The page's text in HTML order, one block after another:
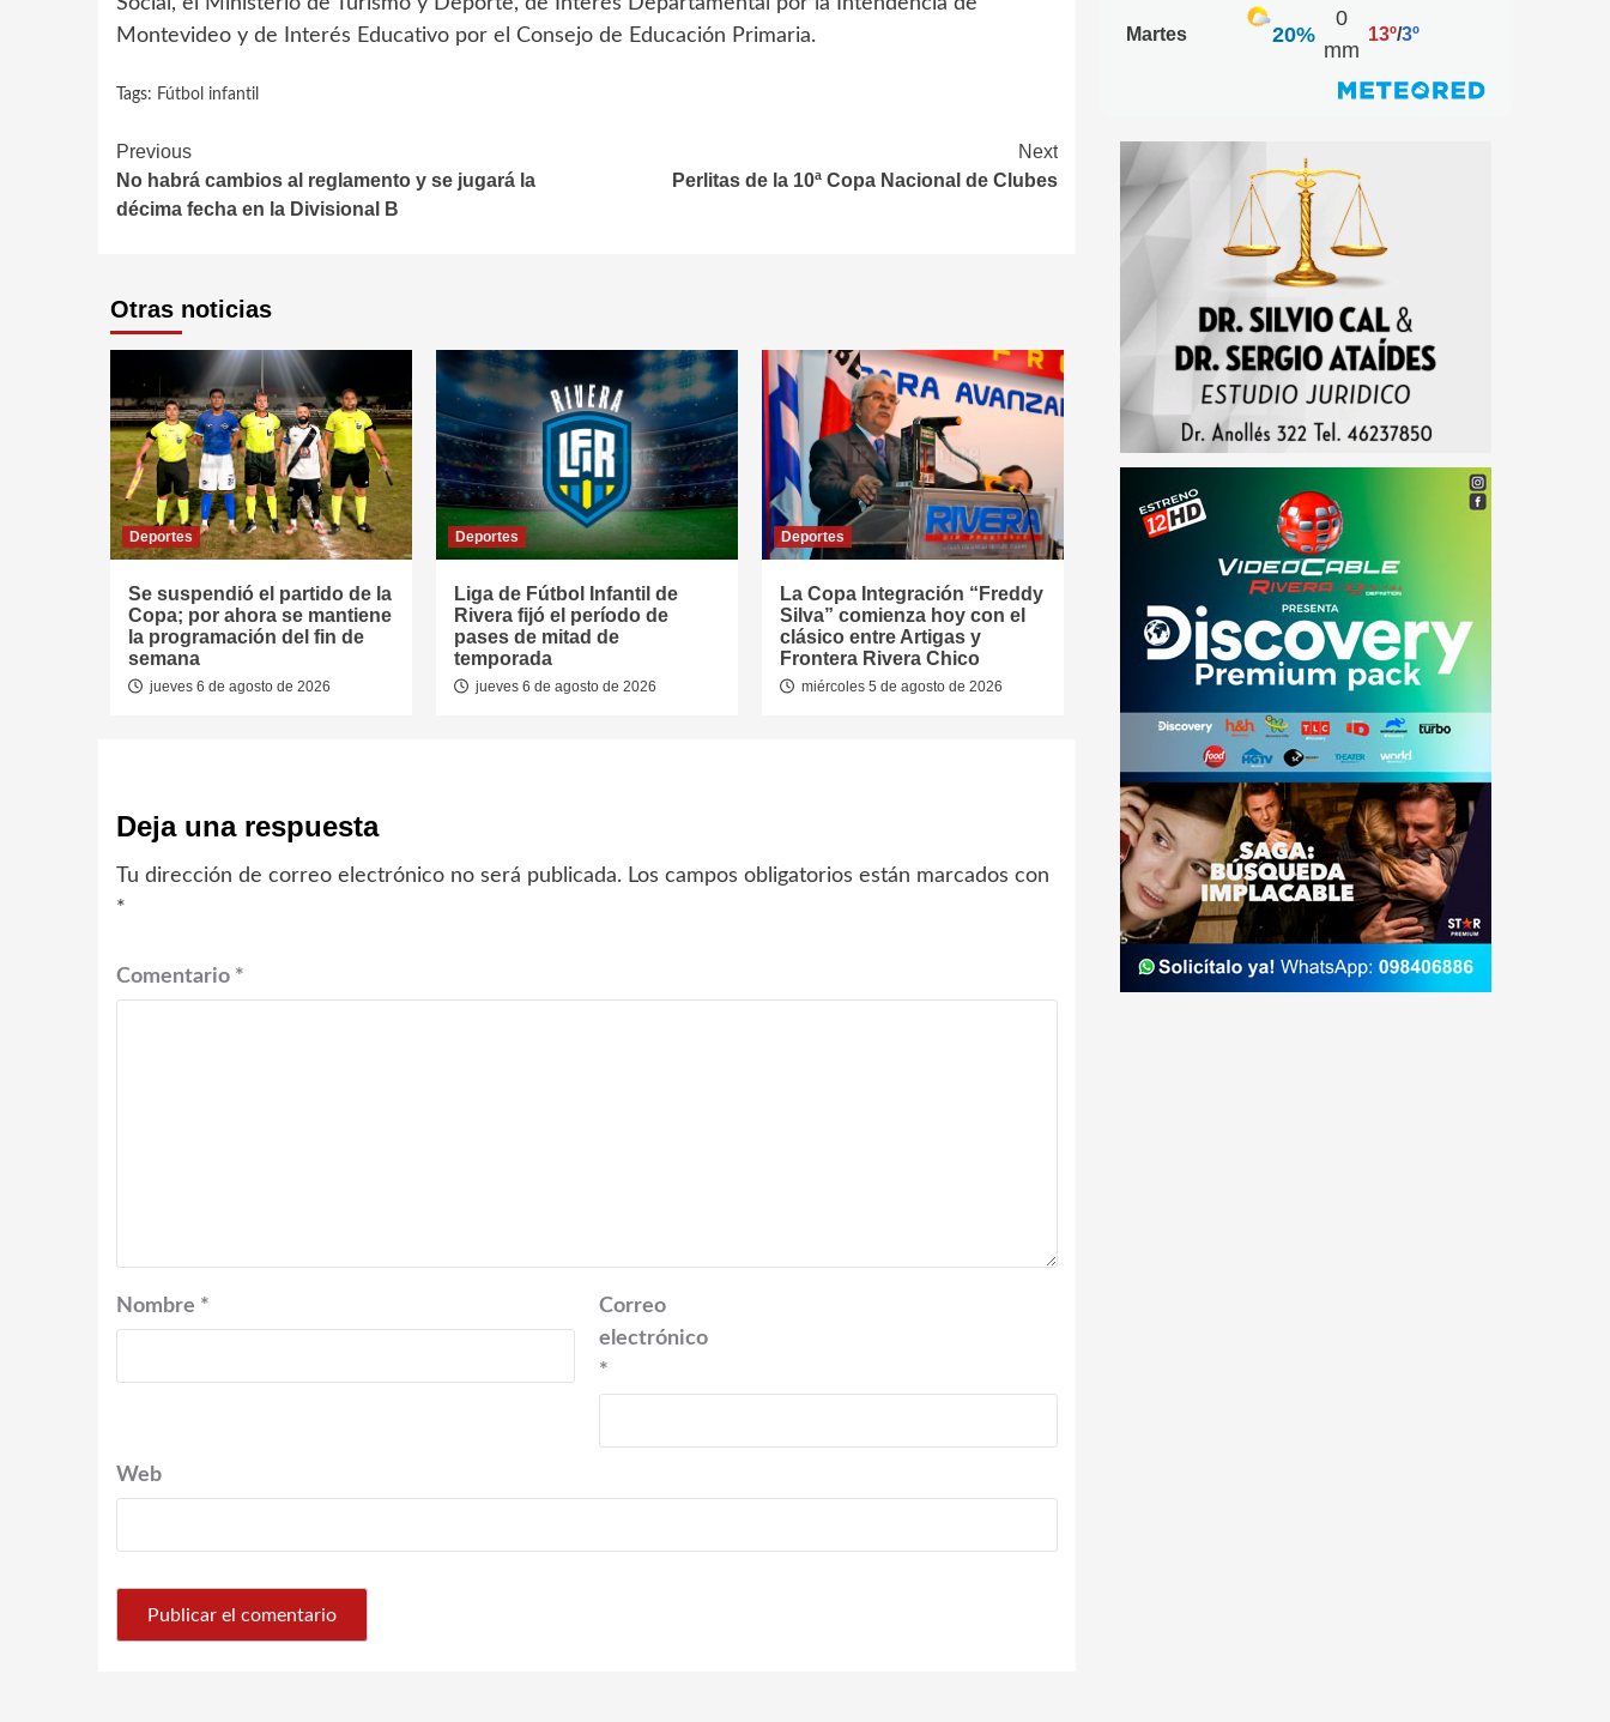
Montevideo y de Interés Educativo por el Consejo de Educación Primaria.
Tags: Fútbol infantil
Continue
Reading
Previous
No habrá cambios al reglamento y se jugará la
décima fecha en la Divisional B
Next
Perlitas de la 10ª Copa Nacional de Clubes
Otras noticias
Deportes
Se suspendió el partido de la
Copa; por ahora se mantiene
la programación del fin de
semana
jueves 6 de agosto de 2026
Deportes
Liga de Fútbol Infantil de
Rivera fijó el período de
pases de mitad de
temporada
jueves 6 de agosto de 2026
Deportes
La Copa Integración “Freddy
Silva” comienza hoy con el
clásico entre Artigas y
Frontera Rivera Chico
miércoles 5 de agosto de 2026
Deja una respuesta
Tu dirección de correo electrónico no será publicada. Los campos obligatorios están marcados con
*
Comentario *
Nombre *
Correo
electrónico
*
Web
Martes 20%
0
mm
13º/3º